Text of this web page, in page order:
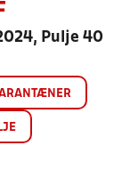
Pulje 40